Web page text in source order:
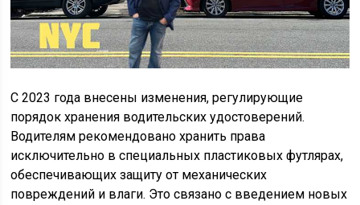
С 2023 года внесены изменения, регулирующие
порядок хранения водительских удостоверений.
Водителям рекомендовано хранить права
исключительно в специальных пластиковых футлярах,
обеспечивающих защиту от механических
повреждений и влаги. Это связано с введением новых